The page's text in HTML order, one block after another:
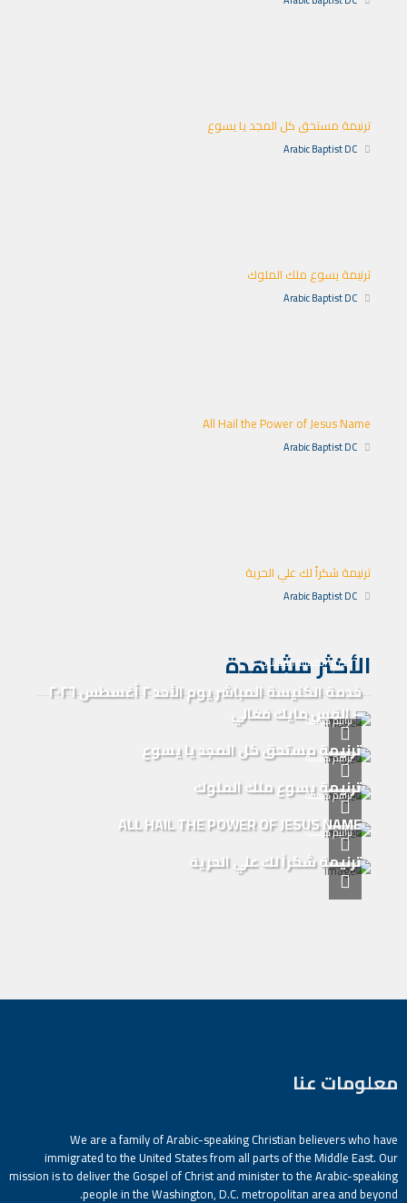
ترنيمة مستحق كل المجد يا يسوع
Arabic Baptist DC
ترنيمة يسوع ملك الملوك
Arabic Baptist DC
All Hail the Power of Jesus Name
Arabic Baptist DC
ترنيمة شكراً لك علي الحرية
Arabic Baptist DC
الأكثر مشاهدة
خدمة الكنيسة المباشرة
خدمة الكنيسة المباشر يوم الأحد ٢ أغسطس ٢٠٢٦
– القس مايك فغالي
ترانيم كنيسة
ترنيمة مستحق كل المجد يا يسوع
ترانيم كنيسة
ترنيمة يسوع ملك الملوك
ترانيم كنيسة
ALL HAIL THE POWER OF JESUS NAME
ترانيم كنيسة
ترنيمة شكراً لك علي الحرية
معلومات عنا
We are a family of Arabic-speaking Christian believers who have
immigrated to the United States from all parts of the Middle East. Our
mission is to deliver the Gospel of Christ and minister to the Arabic-speaking
people in the Washington, D.C. metropolitan area and beyond.